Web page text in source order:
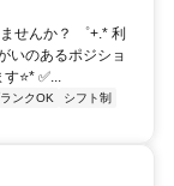
せんか？ ゜+.* 利
いのあるポジショ
⭐️* ✅️...
ンクOK
シフト制